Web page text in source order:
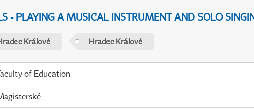
- PLAYING A MUSICAL INSTRUMENT AND SOLO
Králové Hradec Králové
of Education